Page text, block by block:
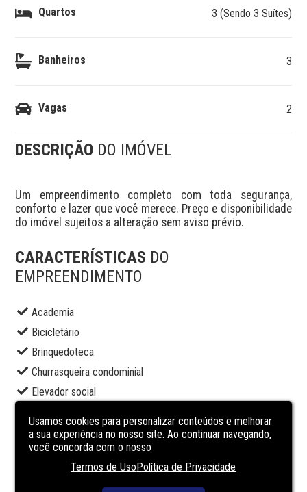
Quartos 3 (Sendo 3 Suítes)
Banheiros 3
Vagas 2
DESCRIÇÃO DO IMÓVEL
Um empreendimento completo com toda segurança,
conforto e lazer que você merece. Preço e disponibilidade
do imóvel sujeitos a alteração sem aviso prévio.
CARACTERÍSTICAS DO
EMPREENDIMENTO
Academia
Bicicletário
Brinquedoteca
Churrasqueira condominial
Elevador social
Piscina adulto
Portaria
Sala de jogos
Usamos cookies para personalizar conteúdos e melhorar
a sua experiência no nosso site. Ao continuar navegando,
você concorda com o nosso
Termos de UsoPolítica de Privacidade